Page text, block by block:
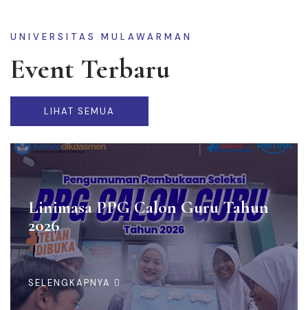
UNIVERSITAS MULAWARMAN
Event Terbaru
LIHAT SEMUA
Linimasa PPG Calon Guru Tahun
2026
SELENGKAPNYA